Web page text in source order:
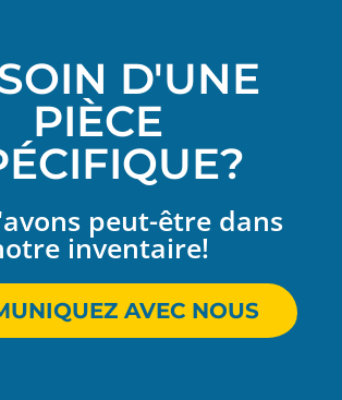
D'UNE
PIÈCE
peut-être dans
inventaire!
AVEC NOUS